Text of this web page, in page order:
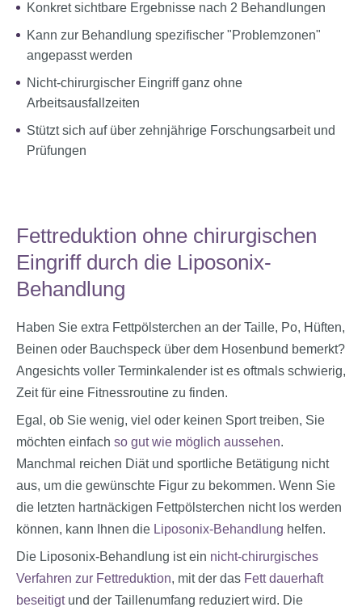
Konkret sichtbare Ergebnisse nach 2 Behandlungen
Kann zur Behandlung spezifischer "Problemzonen"
angepasst werden
Nicht-chirurgischer Eingriff ganz ohne
Arbeitsausfallzeiten
Stützt sich auf über zehnjährige Forschungsarbeit und
Prüfungen
Fettreduktion ohne chirurgischen
Eingriff durch die Liposonix-
Behandlung
Haben Sie extra Fettpölsterchen an der Taille, Po, Hüften,
Beinen oder Bauchspeck über dem Hosenbund bemerkt?
Angesichts voller Terminkalender ist es oftmals schwierig,
Zeit für eine Fitnessroutine zu finden.
Egal, ob Sie wenig, viel oder keinen Sport treiben, Sie
möchten einfach so gut wie möglich aussehen.
Manchmal reichen Diät und sportliche Betätigung nicht
aus, um die gewünschte Figur zu bekommen. Wenn Sie
die letzten hartnäckigen Fettpölsterchen nicht los werden
können, kann Ihnen die Liposonix-Behandlung helfen.
Die Liposonix-Behandlung ist ein nicht-chirurgisches
Verfahren zur Fettreduktion, mit der das Fett dauerhaft
beseitigtund der Taillenumfang reduziert wird. Die